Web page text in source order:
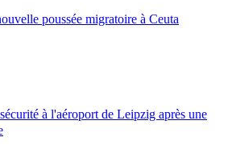
poussée migratoire à Ceuta
à l'aéroport de Leipzig après une